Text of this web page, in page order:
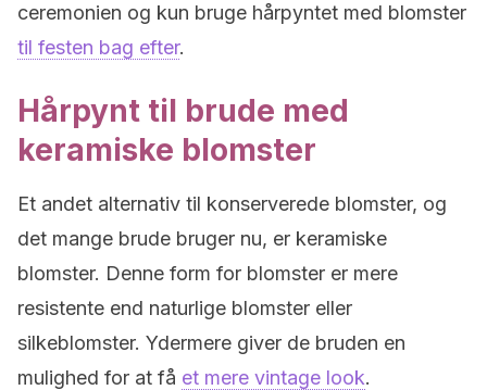
ceremonien og kun bruge hårpyntet med blomster
til festen bag efter.
Hårpynt til brude med
keramiske blomster
Et andet alternativ til konserverede blomster, og
det mange brude bruger nu, er keramiske
blomster. Denne form for blomster er mere
resistente end naturlige blomster eller
silkeblomster. Ydermere giver de bruden en
mulighed for at få et mere vintage look.